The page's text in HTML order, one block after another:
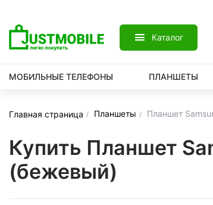
Каталог
МОБИЛЬНЫЕ ТЕЛЕФОНЫ ПЛАНШЕТЫ
Главная страница Планшеты Планшет
Купить Планшет
(бежевый)